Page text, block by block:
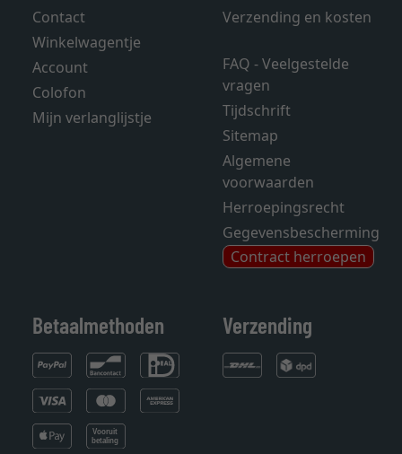
Contact
Winkelwagentje
Account
Colofon
Mijn verlanglijstje
Verzending en kosten
FAQ - Veelgestelde
vragen
Tijdschrift
Sitemap
Algemene
voorwaarden
Herroepingsrecht
Gegevensbescherming
Contract herroepen
Betaalmethoden Verzending